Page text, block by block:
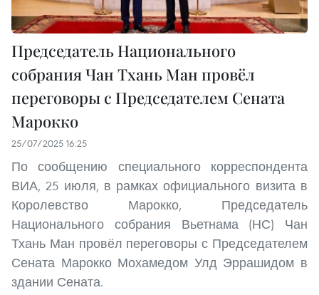
Председатель Национального
собрания Чан Тхань Ман провёл
переговоры с Председателем Сената
Марокко
25/07/2025 16:25
По сообщению специального корреспондента
ВИА, 25 июля, в рамках официального визита в
Королевство Марокко, Председатель
Национального собрания Вьетнама (НС) Чан
Тхань Ман провёл переговоры с Председателем
Сената Марокко Мохамедом Улд Эррашидом в
здании Сената.